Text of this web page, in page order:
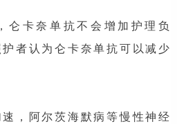
仑卡奈单抗不会增加护理负
者认为仑卡奈单抗可以减少
，阿尔茨海默病等慢性神经